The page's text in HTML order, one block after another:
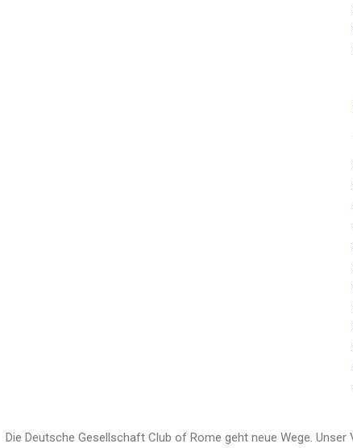
Die Deutsche Gesellschaft Club of Rome geht neue Wege. Unser